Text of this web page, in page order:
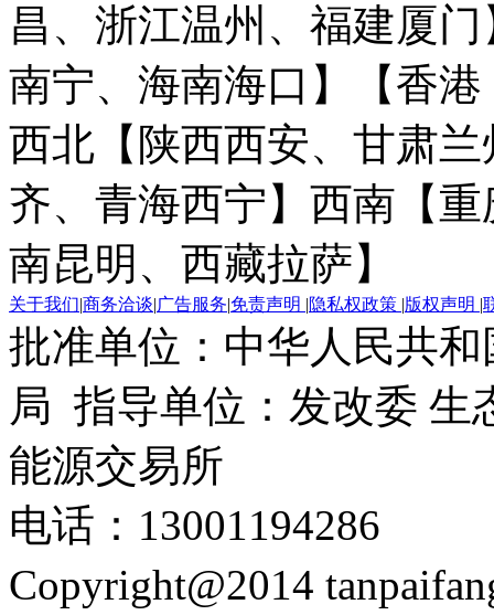
昌、浙江温州、福建厦门
南宁、海南海口】
【香
西北【陕西西安、甘肃
齐、青海西宁】 西南【
南昆明、西藏拉萨】
关于我们|商务洽谈|广告服务|免责声明 |隐私权政策 |版权声明 |
批准单位：中华人民共
局 指导单位：发改委 生
能源交易所
电话：13001194286
Copyright@2014